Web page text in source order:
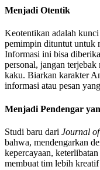
Menjadi Otentik
Keotentikan adalah
pemimpin dituntut untuk
Informasi ini bisa
personal, jangan
kaku. Biarkan karakter
informasi atau pesan
Menjadi Pendengar
Studi baru dari Journal
bahwa, mendengarkan
kepercayaan,
membuat tim lebih